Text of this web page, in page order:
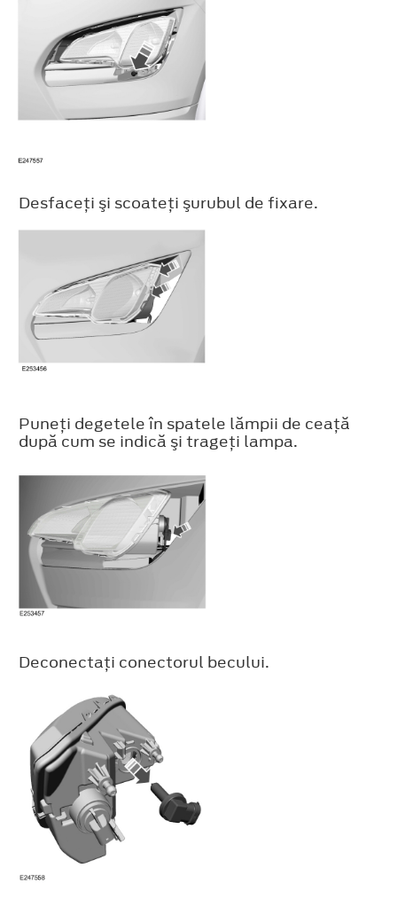
Desfaceţi şi scoateţi şurubul de fixare.
Puneţi degetele în spatele lămpii de ceaţă
după cum se indică şi trageţi lampa.
Deconectaţi conectorul becului.